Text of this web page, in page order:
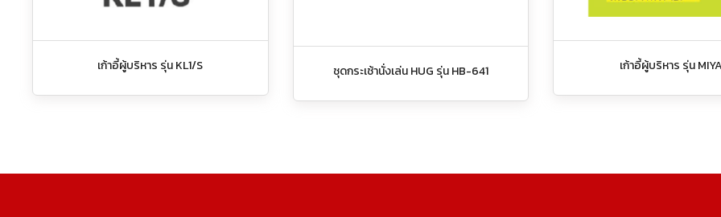
เก้าอี้ผู้บริหาร รุ่น KL1/S ชุดกระเช้านั่งเล่น HUG รุ่น HB-641 เก้าอี้ผู้บริหาร รุ่น MIYA